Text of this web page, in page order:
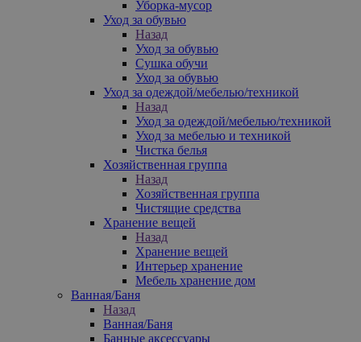
Уборка-мусор
Уход за обувью
Назад
Уход за обувью
Сушка обучи
Уход за обувью
Уход за одеждой/мебелью/техникой
Назад
Уход за одеждой/мебелью/техникой
Уход за мебелью и техникой
Чистка белья
Хозяйственная группа
Назад
Хозяйственная группа
Чистящие средства
Хранение вещей
Назад
Хранение вещей
Интерьер хранение
Мебель хранение дом
Ванная/Баня
Назад
Ванная/Баня
Банные аксессуары